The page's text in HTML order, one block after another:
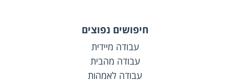
חיפושים נפוצים
עבודה מיידית
עבודה מהבית
עבודה לאמהות